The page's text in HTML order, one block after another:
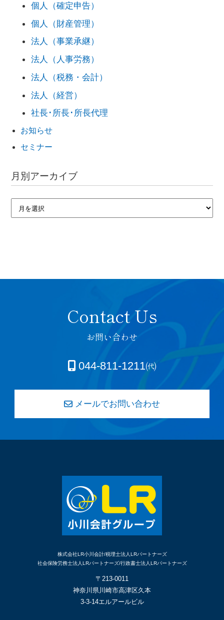
個人（確定申告）
個人（財産管理）
法人（事業承継）
法人（人事労務）
法人（税務・会計）
法人（経営）
社長･所長･所長代理
お知らせ
セミナー
月別アーカイブ
お問い合わせ
044-811-1211㈹
メールでお問い合わせ
株式会社LR小川会計/税理士法人LRパートナーズ
社会保険労務士法人LRパートナーズ/行政書士法人LRパートナーズ
〒213-0011
神奈川県川崎市高津区久本
3-3-14エルアールビル